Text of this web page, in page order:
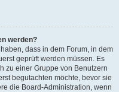
werden?
dass in dem Forum, in dem
geprüft werden müssen. Es
zu einer Gruppe von Benutzern
begutachten möchte, bevor sie
die Board-Administration, wenn